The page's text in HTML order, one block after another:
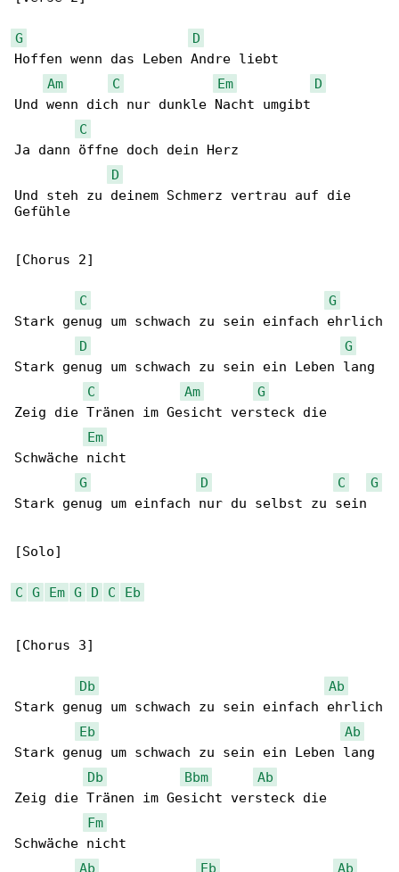
G
D
Hoffen wenn das Leben Andre liebt
Am
C Em
D
Und wenn dich nur dunkle Nacht umgibt
C
Ja dann öffne doch dein Herz
D
Und steh zu deinem Schmerz vertrau auf die
Gefühle
[Chorus 2]
C
G
Stark genug um schwach zu sein einfach ehrlich
D
G
Stark genug um schwach zu sein ein Leben lang
C
Am
G
Zeig die Tränen im Gesicht versteck die
Em
Schwäche nicht
G
D C
G
Stark genug um einfach nur du selbst zu sein
[Solo]
C G Em G D C Eb
[Chorus 3]
Db
Ab
Stark genug um schwach zu sein einfach ehrlich
Eb
Ab
Stark genug um schwach zu sein ein Leben lang
Db
Bbm
Ab
Zeig die Tränen im Gesicht versteck die
Fm
Schwäche nicht
Ab
Eb
Ab